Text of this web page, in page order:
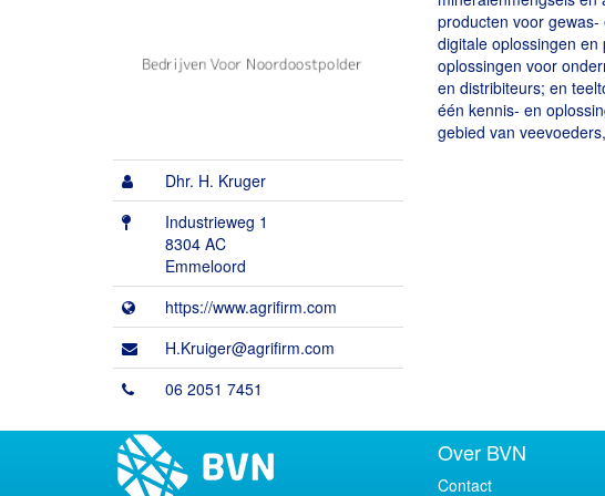
Dhr. H. Kruger
Industrieweg 1
8304 AC
Emmeloord
https://www.agrifirm.com
H.Kruiger@agrifirm.com
06 2051 7451
producten voor
digitale oplossingen
oplossingen voor
en distribiteurs; en
één kennis- en
gebied van
Over BVN
Contact